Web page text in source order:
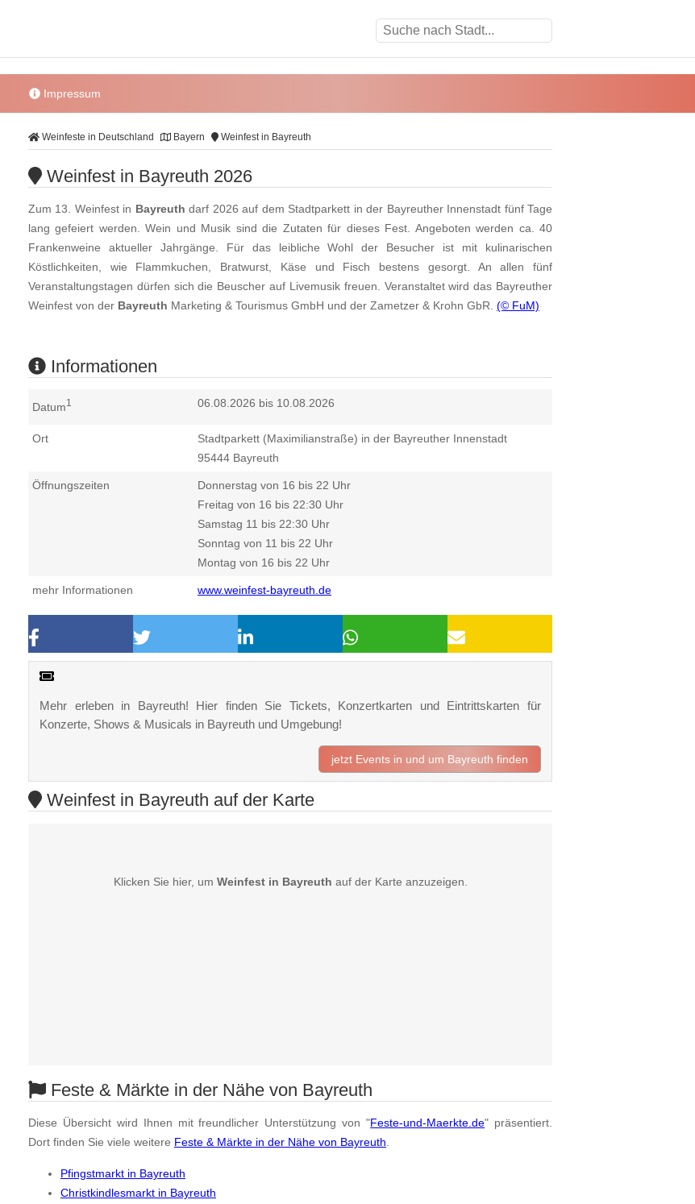
Impressum
Weinfeste in Deutschland Bayern Weinfest in Bayreuth
Weinfest in Bayreuth 2026
Zum 13. Weinfest in Bayreuth darf 2026 auf dem Stadtparkett in der Bayreuther Innenstadt fünf Tage
lang gefeiert werden. Wein und Musik sind die Zutaten für dieses Fest. Angeboten werden ca. 40
Frankenweine aktueller Jahrgänge. Für das leibliche Wohl der Besucher ist mit kulinarischen
Köstlichkeiten, wie Flammkuchen, Bratwurst, Käse und Fisch bestens gesorgt. An allen fünf
Veranstaltungstagen dürfen sich die Beuscher auf Livemusik freuen. Veranstaltet wird das Bayreuther
Weinfest von der Bayreuth Marketing & Tourismus GmbH und der Zametzer & Krohn GbR. (© FuM)
Informationen
Datum1 06.08.2026 bis 10.08.2026
Ort
Stadtparkett (Maximilianstraße) in der Bayreuther Innenstadt
95444 Bayreuth
Öffnungszeiten
Donnerstag von 16 bis 22 Uhr
Freitag von 16 bis 22:30 Uhr
Samstag 11 bis 22:30 Uhr
Sonntag von 11 bis 22 Uhr
Montag von 16 bis 22 Uhr
mehr Informationen www.weinfest-bayreuth.de
Mehr erleben in Bayreuth! Hier finden Sie Tickets, Konzertkarten und Eintrittskarten für
Konzerte, Shows & Musicals in Bayreuth und Umgebung!
jetzt Events in und um Bayreuth finden
Weinfest in Bayreuth auf der Karte
Klicken Sie hier, um Weinfest in Bayreuth auf der Karte anzuzeigen.
Feste & Märkte in der Nähe von Bayreuth
Diese Übersicht wird Ihnen mit freundlicher Unterstützung von "Feste-und-Maerkte.de" präsentiert.
Dort finden Sie viele weitere Feste & Märkte in der Nähe von Bayreuth
Pfingstmarkt in Bayreuth
Christkindlesmarkt in Bayreuth